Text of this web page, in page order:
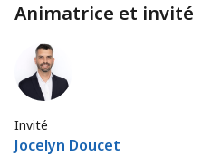
Animatrice et invité
Invité
Jocelyn Doucet